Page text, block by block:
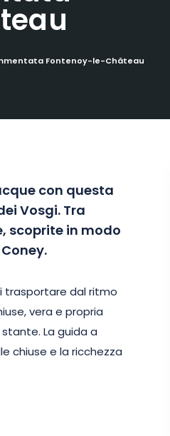
Fontenoy-le-Château
con questa
Vosgi. Tra
scoprite in modo
trasportare dal ritmo
vera e propria
La guida a
chiuse e la ricchezza
vi immerge